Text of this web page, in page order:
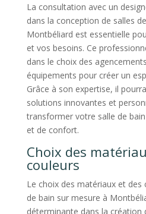
La consultation avec un
dans la conception de salles
Montbéliard est essentielle
et vos besoins. Ce
dans le choix des
équipements pour créer un
Grâce à son expertise, il
solutions innovantes et
transformer votre salle de
et de confort.
Choix des
couleurs
Le choix des matériaux et
de bain sur mesure à
déterminante dans la création